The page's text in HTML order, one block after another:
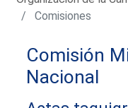
Comisiones
Comisión
Nacional